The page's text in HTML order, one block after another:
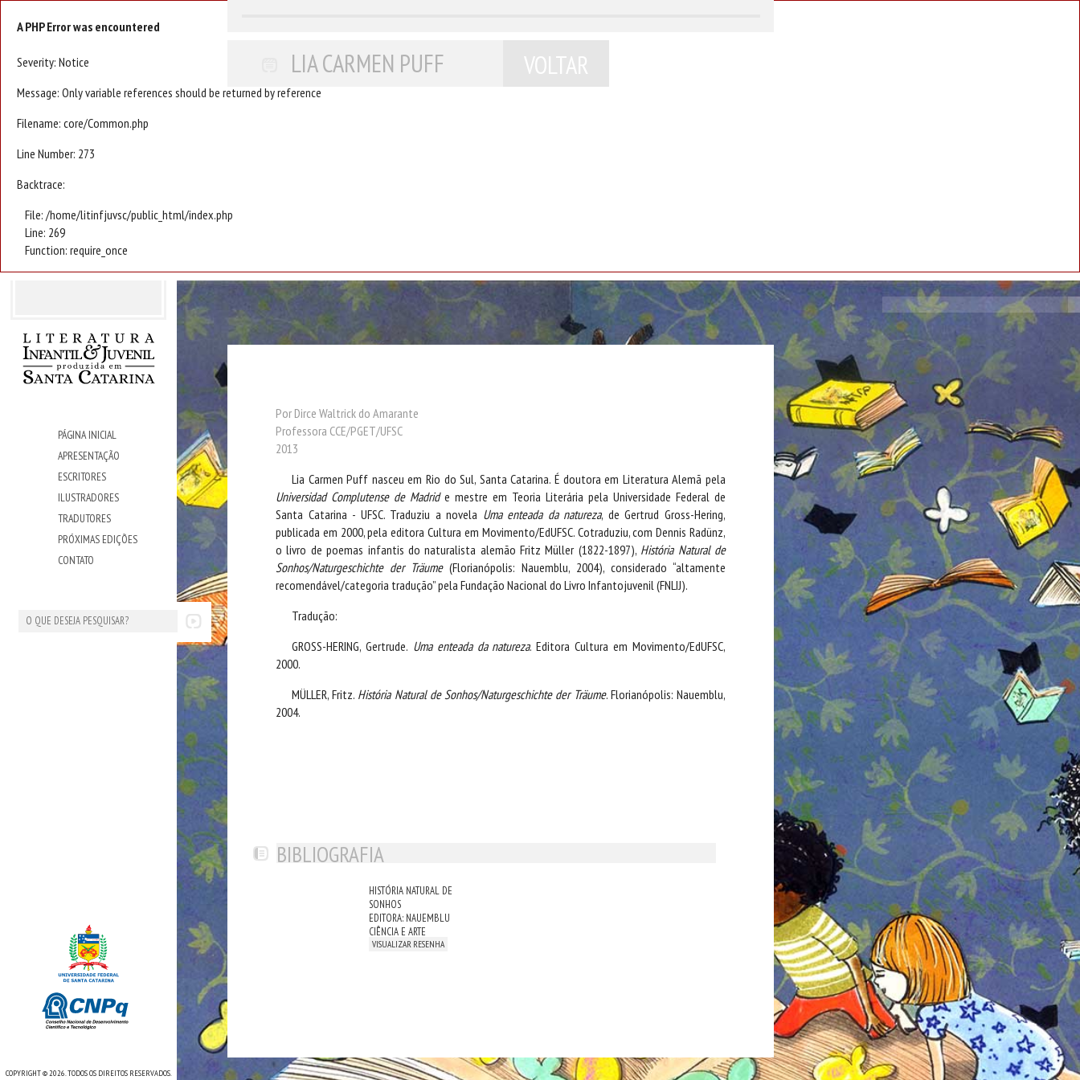
A PHP Error was encountered
Severity: Notice
Message: Only variable references should be returned by reference
Filename: core/Common.php
Line Number: 273
Backtrace:
File: /home/litinfjuvsc/public_html/index.php
Line: 269
Function: require_once
PÁGINA INICIAL
APRESENTAÇÃO
ESCRITORES
ILUSTRADORES
TRADUTORES
PRÓXIMAS EDIÇÕES
CONTATO
COPYRIGHT © 2026. TODOS OS DIREITOS RESERVADOS.
LIA CARMEN PUFF VOLTAR
Por Dirce Waltrick do Amarante
Professora CCE/PGET/UFSC
2013
Lia Carmen Puff nasceu em Rio do Sul, Santa Catarina. É doutora em Literatura Alemã pela
Universidad Complutense de Madrid e mestre em Teoria Literária pela Universidade Federal de
Santa Catarina - UFSC. Traduziu a novela Uma enteada da natureza, de Gertrud Gross-Hering,
publicada em 2000, pela editora Cultura em Movimento/EdUFSC. Cotraduziu, com Dennis Radünz,
o livro de poemas infantis do naturalista alemão Fritz Müller (1822-1897), História Natural de
Sonhos/Naturgeschichte der Träume(Florianópolis: Nauemblu, 2004), considerado “altamente
recomendável/categoria tradução” pela Fundação Nacional do Livro Infantojuvenil (FNLIJ).
Tradução:
GROSS-HERING, Gertrude. Uma enteada da natureza. Editora Cultura em Movimento/EdUFSC,
2000.
MÜLLER, Fritz. História Natural de Sonhos/Naturgeschichte der Träume. Florianópolis: Nauemblu,
2004.
BIBLIOGRAFIA
HISTÓRIA NATURAL DE
SONHOS
EDITORA: NAUEMBLU
CIÊNCIA E ARTE
VISUALIZAR RESENHA